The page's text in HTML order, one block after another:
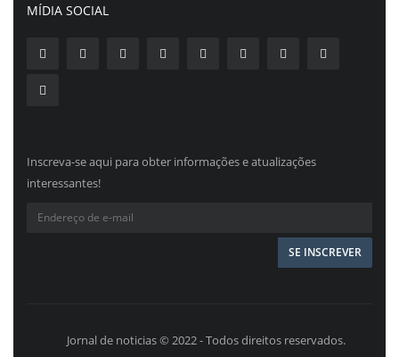
MÍDIA SOCIAL
Inscreva-se aqui para obter informações e atualizações
interessantes!
Jornal de noticias © 2022 - Todos direitos reservados.